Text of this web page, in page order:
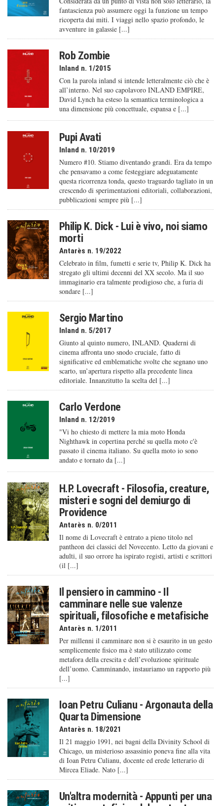
fantascienza può assumere oggi la funzione un tempo
ricoperta dai miti. I viaggi nello spazio profondo, le
avventure in galassie [...]
Rob Zombie
Inland n. 1/2015
Con la parola inland si intende letteralmente ciò che è
all’interno. Nel suo capolavoro INLAND EMPIRE,
David Lynch ha esteso la semantica terminologica a
una dimensione più concettuale, espansa e [...]
Pupi Avati
Inland n. 10/2019
Numero #10. Stiamo diventando grandi. Era da tempo
che pensavamo a come festeggiare adeguatamente
questa ricorrenza tonda, questo traguardo tagliato in un
crescendo di sperimentazioni editoriali, collaborazioni,
pubblicazioni sempre più [...]
Philip K. Dick - Lui è vivo, noi siamo
morti
Antarès n. 19/2022
Celebrato in film, fumetti e serie tv, Philip K. Dick ha
stregato gli ultimi decenni del XX secolo. Ma il suo
immaginario era talmente prodigioso che, a furia di
sondare [...]
Sergio Martino
Inland n. 5/2017
Giunto al quinto numero, INLAND. Quaderni di
cinema affronta uno snodo cruciale, fatto di
significative ed emblematiche svolte che segnano uno
scarto, un’apertura rispetto alla precedente linea
editoriale. Innanzitutto la scelta del [...]
Carlo Verdone
Inland n. 12/2019
"Vi ho chiesto di mettere la mia moto Honda
Nighthawk in copertina perché su quella moto c'è
passato il cinema italiano. Su quella moto io sono
andato e tornato da [...]
H.P. Lovecraft - Filosofia, creature,
misteri e sogni del demiurgo di
Providence
Antarès n. 0/2011
Il nome di Lovecraft è entrato a pieno titolo nel
pantheon dei classici del Novecento. Letto da giovani e
adulti, il suo orrore ha ispirato registi, artisti e scrittori
(il [...]
Il pensiero in cammino - Il
camminare nelle sue valenze
spirituali, filosofiche e metafisiche
Antarès n. 1/2011
Per millenni il camminare non si è esaurito in un gesto
semplicemente fisico ma è stato utilizzato come
metafora della crescita e dell’evoluzione spirituale
dell’uomo. Camminando, instauriamo un rapporto più
[...]
Ioan Petru Culianu - Argonauta della
Quarta Dimensione
Antarès n. 18/2021
Il 21 maggio 1991, nei bagni della Divinity School di
Chicago, un misterioso assassinio poneva fine alla vita
di Ioan Petru Culianu, docente ed erede letterario di
Mircea Eliade. Nato [...]
Un'altra modernità - Appunti per una